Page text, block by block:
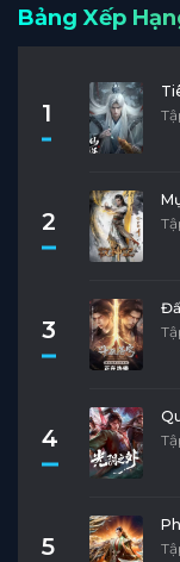
Bảng Xếp
1
2
3
4
5